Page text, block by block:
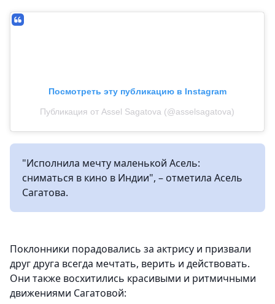
Посмотреть эту публикацию в Instagram
Публикация от Assel Sagatova (@asselsagatova)
"Исполнила мечту маленькой Асель:
сниматься в кино в Индии", – отметила Асель
Сагатова.
Поклонники порадовались за актрису и призвали
друг друга всегда мечтать, верить и действовать.
Они также восхитились красивыми и ритмичными
движениями Сагатовой: